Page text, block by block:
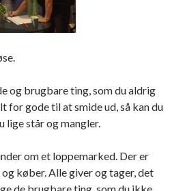
og brugbare ting, som du aldrig
for gode til at smide ud, så kan du
lige står og mangler.
om et loppemarked. Der er
køber. Alle giver og tager, det